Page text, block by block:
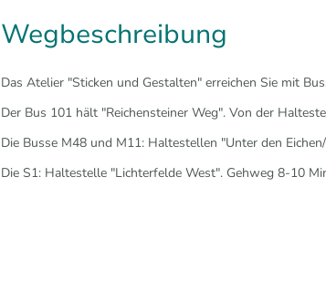
Wegbeschreibung
Das Atelier "Sticken und Gestalten" erreichen Sie mit
Der Bus 101 hält "Reichensteiner Weg". Von der
Die Busse M48 und M11: Haltestellen "Unter den
Die S1: Haltestelle "Lichterfelde West". Gehweg 8-10